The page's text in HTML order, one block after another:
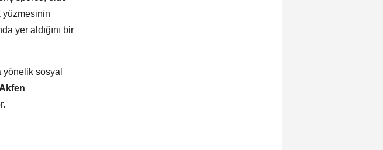
yüzmesinin
yer aldığını bir
sosyal